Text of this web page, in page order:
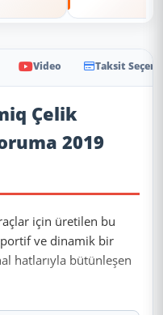
Video Taksit
Çelik
2019
için üretilen bu
ve dinamik bir
hatlarıyla bütünleşen